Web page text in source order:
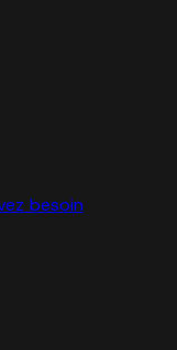
besoin